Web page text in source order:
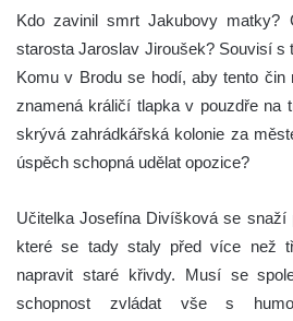
Kdo zavinil smrt Jakubovy matky?
starosta Jaroslav Jiroušek? Souvisí s
Komu v Brodu se hodí, aby tento čin
znamená králičí tlapka v pouzdře na
skrývá zahrádkářská kolonie za
úspěch schopná udělat opozice?
Učitelka Josefína Divíšková se snaží
které se tady staly před více než
napravit staré křivdy. Musí se
schopnost zvládat vše s